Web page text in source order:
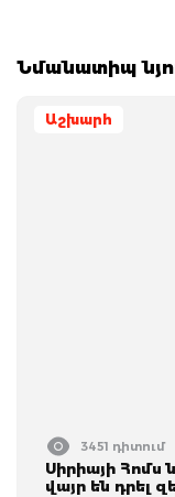
Նմանատիպ
Աշխարհ
3451 դիտում
Սիրիայի Հոմս
վայր են դրել